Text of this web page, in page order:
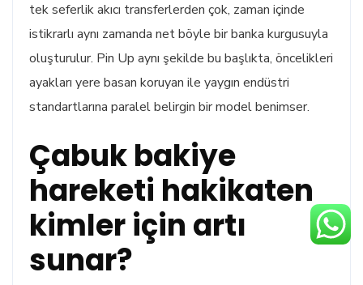
tek seferlik akıcı transferlerden çok, zaman içinde
istikrarlı aynı zamanda net böyle bir banka kurgusuyla
oluşturulur. Pin Up aynı şekilde bu başlıkta, öncelikleri
ayakları yere basan koruyan ile yaygın endüstri
standartlarına paralel belirgin bir model benimser.
Çabuk bakiye
hareketi hakikaten
kimler için artı
sunar?